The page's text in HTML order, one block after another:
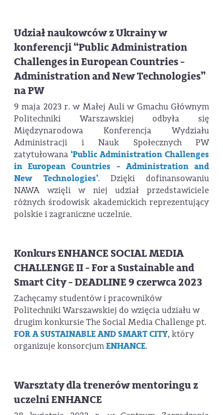
Udział naukowców z Ukrainy w
konferencji “Public Administration
Challenges in European Countries -
Administration and New Technologies”
na PW
9 maja 2023 r. w Małej Auli w Gmachu Głównym
Politechniki Warszawskiej odbyła się
Międzynarodowa Konferencja Wydziału
Administracji i Nauk Społecznych PW
zatytułowana ‘Public Administration Challenges
in European Countries - Administration and
New Technologies’. Dzięki dofinansowaniu
NAWA wzięli w niej udział przedstawiciele
różnych środowisk akademickich reprezentujący
polskie i zagraniczne uczelnie.
Konkurs ENHANCE SOCIAL MEDIA
CHALLENGE II - For a Sustainable and
Smart City - DEADLINE 9 czerwca 2023
Zachęcamy studentów i pracowników
Politechniki Warszawskiej do wzięcia udziału w
drugim konkursie The Social Media Challenge pt.
FOR A SUSTAINABLE AND SMART CITY, który
organizuje konsorcjumENHANCE.
Warsztaty dla trenerów mentoringu z
uczelni ENHANCE